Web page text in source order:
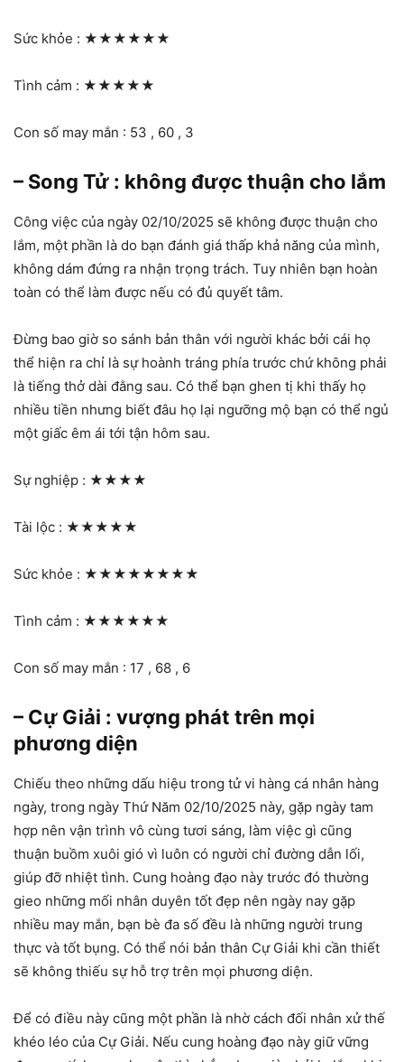
Sức khỏe : ★★★★★★
Tình cảm : ★★★★★
Con số may mắn : 53 , 60 , 3
– Song Tử : không được thuận cho lắm
Công việc của ngày 02/10/2025 sẽ không được thuận cho
lắm, một phần là do bạn đánh giá thấp khả năng của mình,
không dám đứng ra nhận trọng trách. Tuy nhiên bạn hoàn
toàn có thể làm được nếu có đủ quyết tâm.
Đừng bao giờ so sánh bản thân với người khác bởi cái họ
thể hiện ra chỉ là sự hoành tráng phía trước chứ không phải
là tiếng thở dài đằng sau. Có thể bạn ghen tị khi thấy họ
nhiều tiền nhưng biết đâu họ lại ngưỡng mộ bạn có thể ngủ
một giấc êm ái tới tận hôm sau.
Sự nghiệp : ★★★★
Tài lộc : ★★★★★
Sức khỏe : ★★★★★★★★
Tình cảm : ★★★★★★
Con số may mắn : 17 , 68 , 6
– Cự Giải : vượng phát trên mọi
phương diện
Chiếu theo những dấu hiệu trong tử vi hàng cá nhân hàng
ngày, trong ngày Thứ Năm 02/10/2025 này, gặp ngày tam
hợp nên vận trình vô cùng tươi sáng, làm việc gì cũng
thuận buồm xuôi gió vì luôn có người chỉ đường dẫn lối,
giúp đỡ nhiệt tình. Cung hoàng đạo này trước đó thường
gieo những mối nhân duyên tốt đẹp nên ngày nay gặp
nhiều may mắn, bạn bè đa số đều là những người trung
thực và tốt bụng. Có thể nói bản thân Cự Giải khi cần thiết
sẽ không thiếu sự hỗ trợ trên mọi phương diện.
Để có điều này cũng một phần là nhờ cách đối nhân xử thế
khéo léo của Cự Giải. Nếu cung hoàng đạo này giữ vững